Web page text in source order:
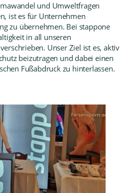
und Umweltfragen
ist es für Unternehmen
zu übernehmen. Bei stappone
in all unseren
Unser Ziel ist es, aktiv
beizutragen und dabei einen
Fußabdruck zu hinterlassen.